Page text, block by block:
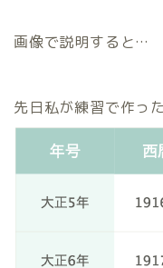
画像で説明すると…
先日私が練習で作っ